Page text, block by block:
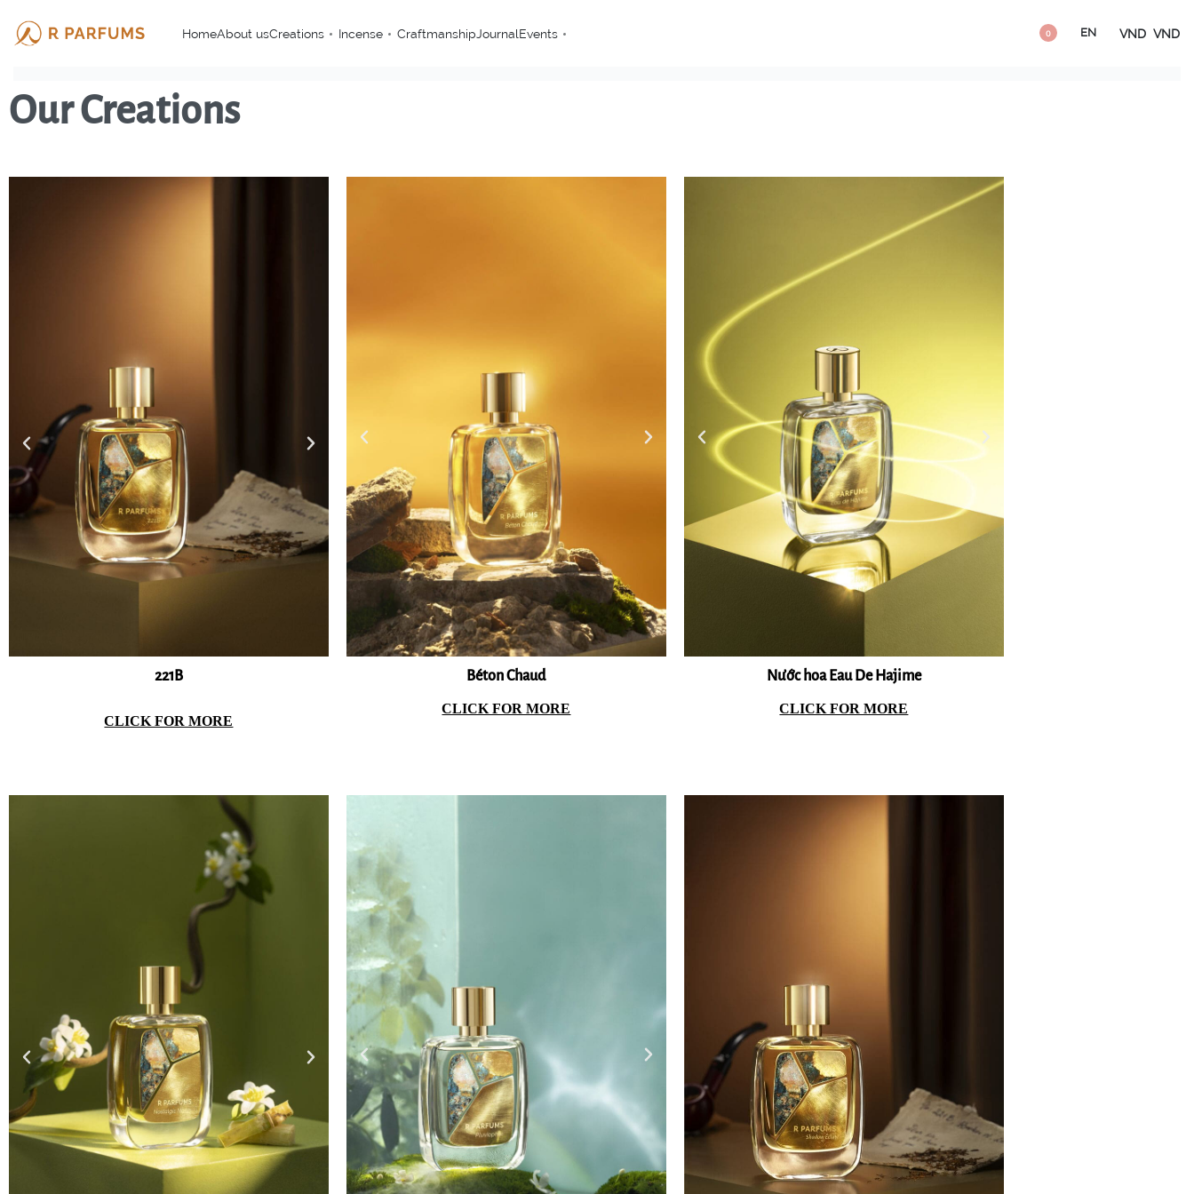
HomeAbout usCreations Incense CraftmanshipJournalEvents 0 EN VND VND
Our Creations
221B
CLICK FOR MORE
Béton Chaud Béton Chaud
Béton Chaud
CLICK FOR MORE
Eau De Hajime
Nước hoa Eau De Hajime
CLICK FOR MORE